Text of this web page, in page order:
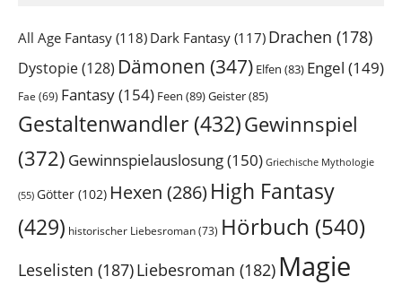
All Age Fantasy (118) Dark Fantasy (117) Drachen (178)
Dystopie(128) Dämonen (347) Elfen (83) Engel (149)
Fae (69) Fantasy(154) Feen (89)Geister(85)
Gestaltenwandler (432)Gewinnspiel
(372) Gewinnspielauslosung(150) Griechische Mythologie
(55) Götter (102) Hexen (286) High Fantasy
(429) historischer Liebesroman(73) Hörbuch (540)
Leselisten (187)Liebesroman (182) Magie